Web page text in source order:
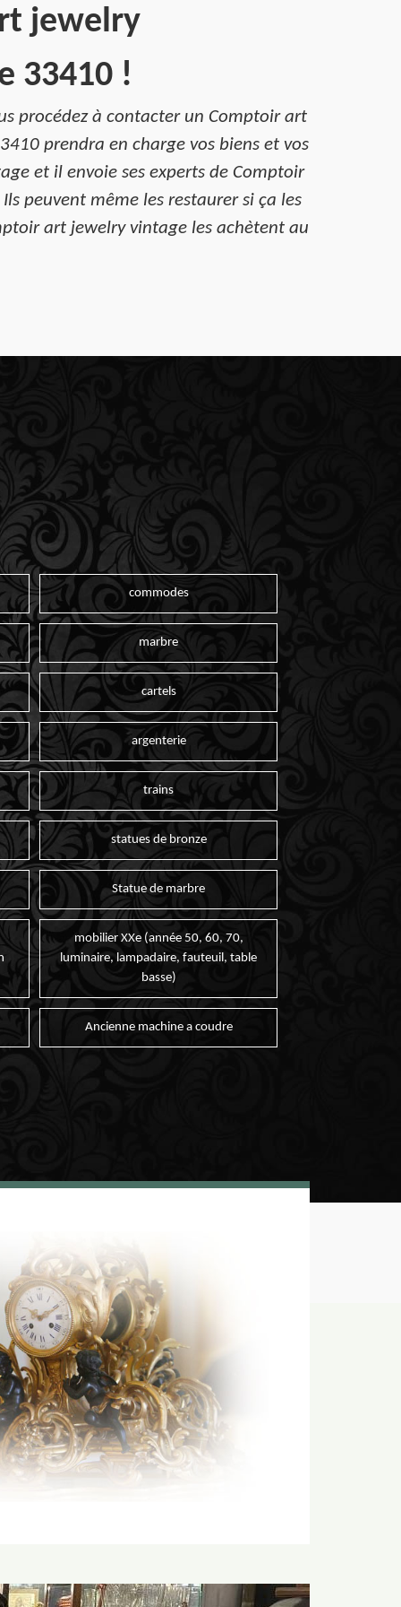
jewelry
33410 !
procédez à contacter un Comptoir art
prendra en charge vos biens et vos
et il envoie ses experts de Comptoir
peuvent même les restaurer si ça les
art jewelry vintage les achètent au
commodes
marbre
cartels
argenterie
trains
statues de bronze
Statue de marbre
mobilier XXe (année 50, 60, 70,
luminaire, lampadaire, fauteuil, table
basse)
Ancienne machine a coudre